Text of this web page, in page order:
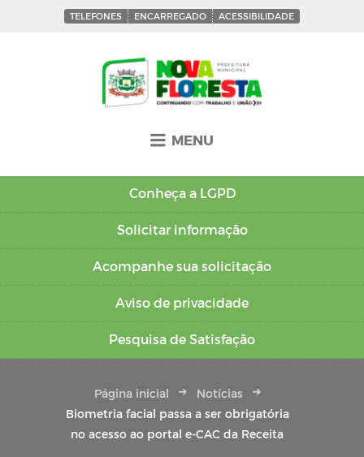
TELEFONES ENCARREGADO ACESSIBILIDADE
MENU
Conheça a LGPD
Solicitar informação
Acompanhe sua solicitação
Aviso de privacidade
Pesquisa de Satisfação
Página inicial
Notícias
Biometria facial passa a ser obrigatória
no acesso ao portal e-CAC da Receita